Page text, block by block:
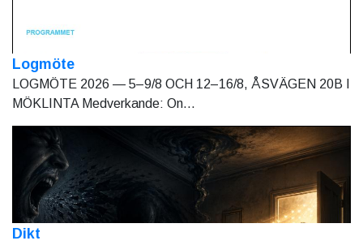
Logmöte
LOGMÖTE 2026 — 5–9/8 OCH 12–16/8, ÅSVÄGEN 20B I
MÖKLINTA Medverkande: On...
Dikt